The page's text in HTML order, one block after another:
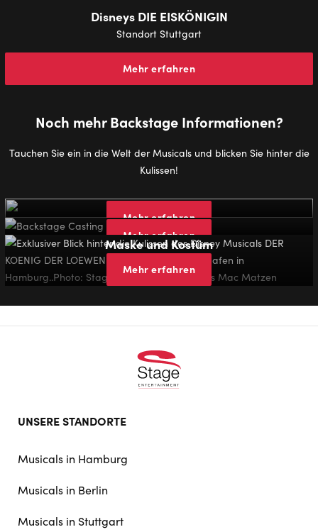
Disneys DIE EISKÖNIGIN
Stand­ort Stuttgart
Mehr erfahren
Noch mehr Back­stage In­for­ma­tio­nen?
Tauchen Sie ein in die Welt der Musicals und blicken Sie hinter die
Kulissen!
Mehr erfahren
Mehr erfahren
Maske und Kos­tüm
Mehr erfahren
doormat
UNSERE STANDORTE
Musicals in Hamburg
Musicals in Berlin
Musicals in Stuttgart